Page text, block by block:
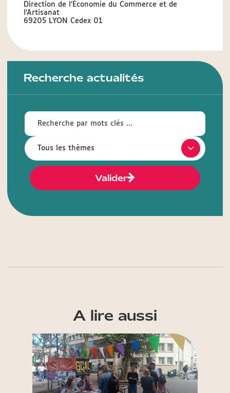
Direction de l’Économie du Commerce et de
l’Artisanat
69205 LYON Cedex 01
Recherche actualités
Valider
A lire aussi